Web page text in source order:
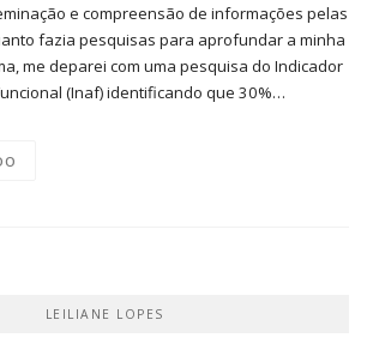
e compreensão de informações pelas
fazia pesquisas para aprofundar a minha
me deparei com uma pesquisa do Indicador
(Inaf) identificando que 30%…
LEILIANE LOPES